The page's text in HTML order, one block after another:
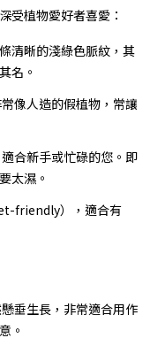
受植物愛好者喜愛：
清晰的淺綠色脈紋，其
名。
像人造的假植物，常讓
合新手或忙碌的您。即
太濕。
friendly），適合有
垂生長，非常適合用作
。